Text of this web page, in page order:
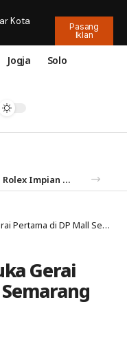
Kota
Pasang
Iklan
Jogja Solo
Temukan Jam Tangan Rolex Impian di IDWX – Marketplace Luxury Watch Terpercaya Indonesia
di DP Mall Semarang
Gerai